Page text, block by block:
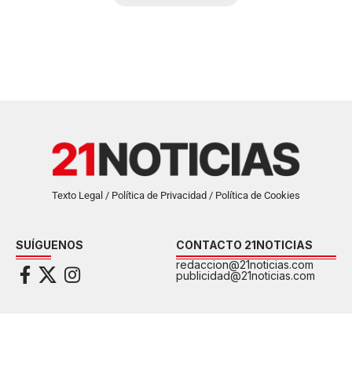
Texto Legal / Política de Privacidad / Política de Cookies
SUÍGUENOS
CONTACTO 21NOTICIAS
redaccion@21noticias.com
publicidad@21noticias.com